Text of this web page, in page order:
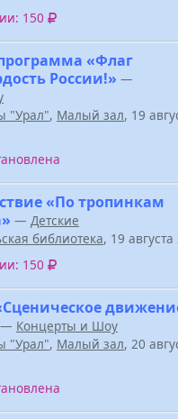
150
«Флаг
России!» —
"Урал", Малый зал, 19
«По тропинкам
— Детские
библиотека, 19
150
— Концерты и Шоу
"Урал", Малый зал, 20